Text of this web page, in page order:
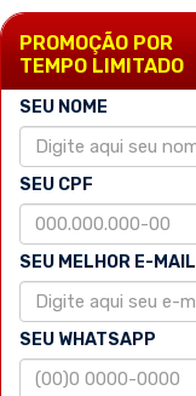
PROMOÇÃO POR
TEMPO LIMITADO
SEU NOME
SEU CPF
SEU MELHOR E-MAIL
SEU WHATSAPP